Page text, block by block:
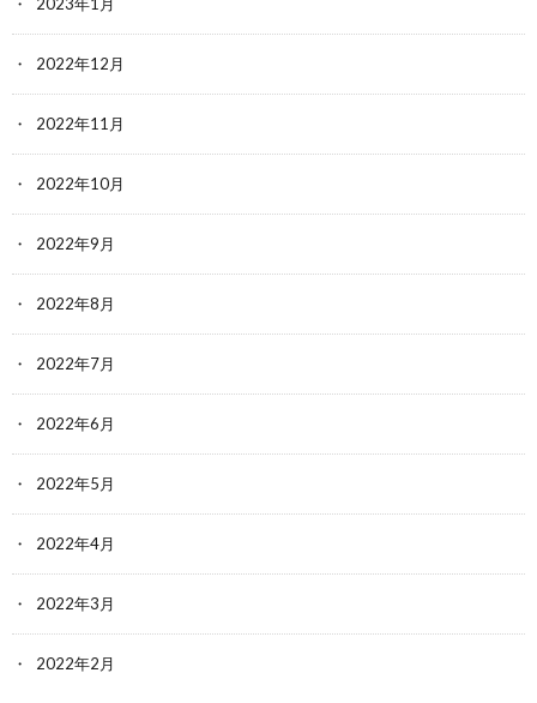
2022年12月
2022年11月
2022年10月
2022年9月
2022年8月
2022年7月
2022年6月
2022年5月
2022年4月
2022年3月
2022年2月